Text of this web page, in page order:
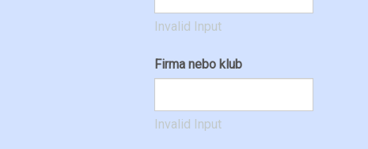
Invalid Input
Firma nebo klub
Invalid Input